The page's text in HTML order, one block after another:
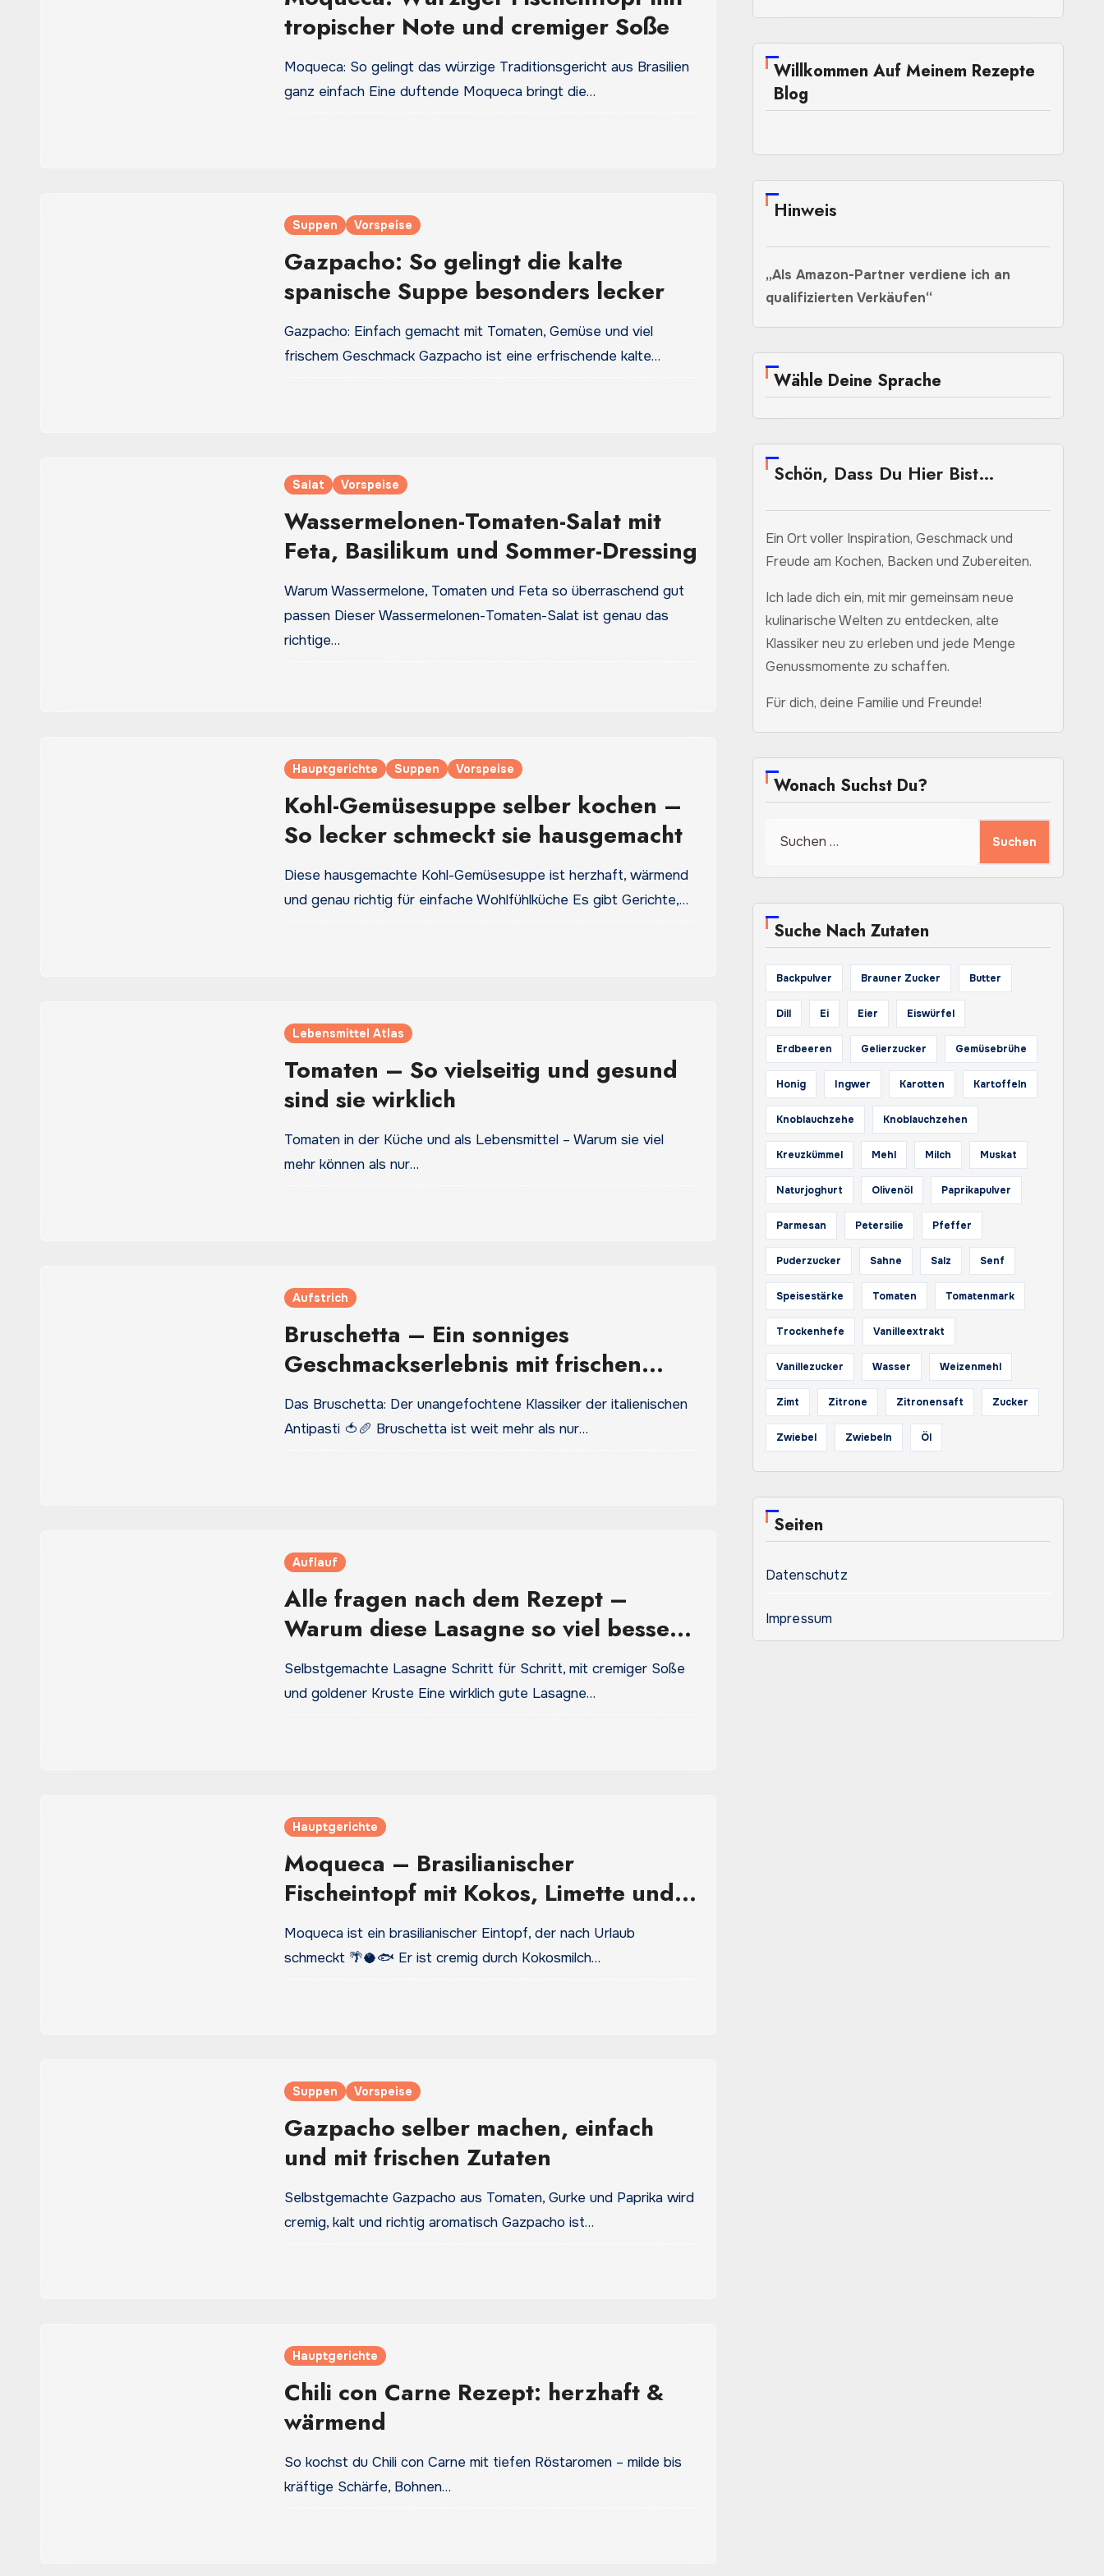
tropischer Note und cremiger Soße
Moqueca: So gelingt das würzige Traditionsgericht aus Brasilien
ganz einfach Eine duftende Moqueca bringt die…
Suppen Vorspeise
Gazpacho: So gelingt die kalte
spanische Suppe besonders lecker
Gazpacho: Einfach gemacht mit Tomaten, Gemüse und viel
frischem Geschmack Gazpacho ist eine erfrischende kalte…
Salat Vorspeise
Wassermelonen-Tomaten-Salat mit
Feta, Basilikum und Sommer-Dressing
Warum Wassermelone, Tomaten und Feta so überraschend gut
passen Dieser Wassermelonen-Tomaten-Salat ist genau das
richtige…
Hauptgerichte Suppen Vorspeise
Kohl-Gemüsesuppe selber kochen –
So lecker schmeckt sie hausgemacht
Diese hausgemachte Kohl-Gemüsesuppe ist herzhaft, wärmend
und genau richtig für einfache Wohlfühlküche Es gibt Gerichte,…
Lebensmittel Atlas
Tomaten – So vielseitig und gesund
sind sie wirklich
Tomaten in der Küche und als Lebensmittel – Warum sie viel
mehr können als nur…
Aufstrich
Bruschetta – Ein sonniges
Geschmackserlebnis mit frischen
Zutaten und Tradition
Das Bruschetta: Der unangefochtene Klassiker der italienischen
Antipasti 🍅🥖 Bruschetta ist weit mehr als nur…
Auflauf
Alle fragen nach dem Rezept –
Warum diese Lasagne so viel besser
schmeckt
Selbstgemachte Lasagne Schritt für Schritt, mit cremiger Soße
und goldener Kruste Eine wirklich gute Lasagne…
Hauptgerichte
Moqueca – Brasilianischer
Fischeintopf mit Kokos, Limette und
viel Soulfood
Moqueca ist ein brasilianischer Eintopf, der nach Urlaub
schmeckt 🌴🥥🐟 Er ist cremig durch Kokosmilch…
Suppen Vorspeise
Gazpacho selber machen, einfach
und mit frischen Zutaten
Selbstgemachte Gazpacho aus Tomaten, Gurke und Paprika wird
cremig, kalt und richtig aromatisch Gazpacho ist…
Hauptgerichte
Chili con Carne Rezept: herzhaft &
wärmend
So kochst du Chili con Carne mit tiefen Röstaromen – milde bis
kräftige Schärfe, Bohnen…
Willkommen Auf Meinem Rezepte
Blog
Hinweis
„Als Amazon-Partner verdiene ich an
qualifizierten Verkäufen“
Wähle Deine Sprache
Schön, Dass Du Hier Bist…
Ein Ort voller Inspiration, Geschmack und
Freude am Kochen, Backen und Zubereiten.
Ich lade dich ein, mit mir gemeinsam neue
kulinarische Welten zu entdecken, alte
Klassiker neu zu erleben und jede Menge
Genussmomente zu schaffen.
Für dich, deine Familie und Freunde!
Wonach Suchst Du?
Suche Nach Zutaten
Backpulver Brauner Zucker Butter
Dill Ei Eier Eiswürfel
Erdbeeren Gelierzucker Gemüsebrühe
Honig Ingwer Karotten Kartoffeln
Knoblauchzehe Knoblauchzehen
Kreuzkümmel Mehl Milch Muskat
Naturjoghurt Olivenöl Paprikapulver
Parmesan Petersilie Pfeffer
Puderzucker Sahne Salz Senf
Speisestärke Tomaten Tomatenmark
Trockenhefe Vanilleextrakt
Vanillezucker Wasser Weizenmehl
Zimt Zitrone Zitronensaft Zucker
Zwiebel Zwiebeln Öl
Seiten
Datenschutz
Impressum